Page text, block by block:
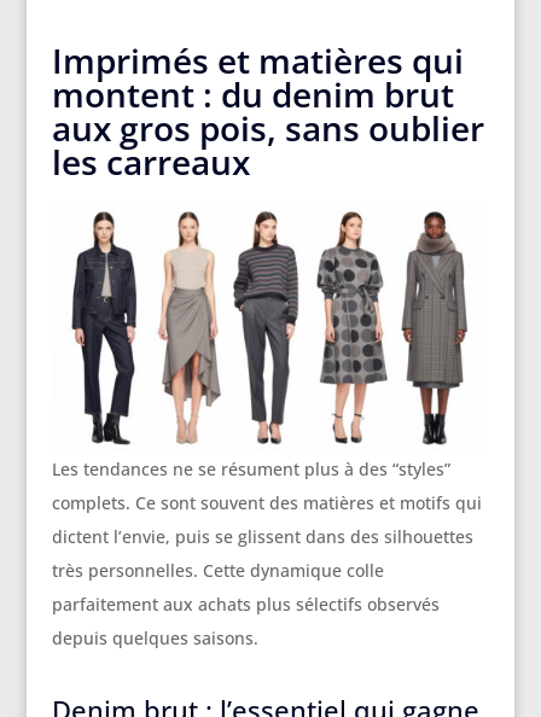
Imprimés et matières qui
montent : du denim brut
aux gros pois, sans oublier
les carreaux
Les tendances ne se résument plus à des “styles”
complets. Ce sont souvent des matières et motifs qui
dictent l’envie, puis se glissent dans des silhouettes
très personnelles. Cette dynamique colle
parfaitement aux achats plus sélectifs observés
depuis quelques saisons.